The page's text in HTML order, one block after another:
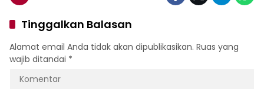
Tinggalkan Balasan
Alamat email Anda tidak akan dipublikasikan. Ruas yang
wajib ditandai *